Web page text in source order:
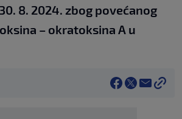
8. 2024. zbog povećanog
– okratoksina A u